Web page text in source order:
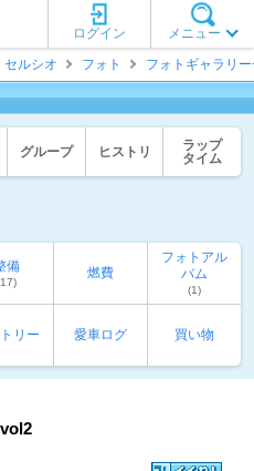
メニュー
ログイン
セルシオ フォト フォトギャラリ
グループ ヒストリ
ラップ
タイム
備 燃費
フォトアル
バム
(1)
リー 愛車ログ 買い物